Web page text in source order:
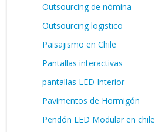
Outsourcing de nómina
Outsourcing logistico
Paisajismo en Chile
Pantallas interactivas
pantallas LED Interior
Pavimentos de Hormigón
Pendón LED Modular en chile